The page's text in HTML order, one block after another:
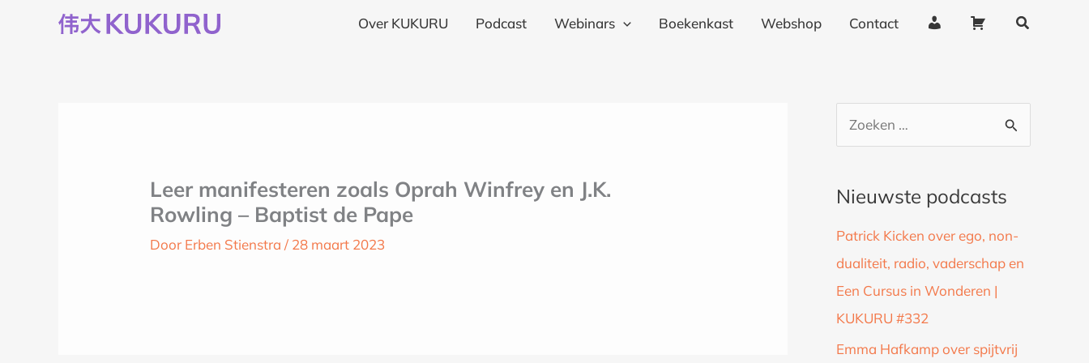
Over KUKURU Podcast Webinars Boekenkast Webshop Contact
e
v
e
W
g
Zoeken
Leer manifesteren zoals Oprah Winfrey en J.K.
Rowling – Baptist de Pape
Door Erben Stienstra/ 28 maart 2023
n
a
a
r
:
Nieuwste podcasts
Patrick Kicken over ego, non-
dualiteit, radio, vaderschap en
Een Cursus in Wonderen |
KUKURU #332
Emma Hafkamp over spijtvrij